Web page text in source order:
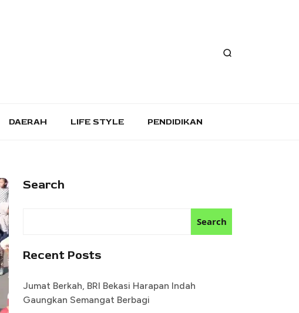
DAERAH LIFE STYLE PENDIDIKAN
Search
Search
Recent Posts
Jumat Berkah, BRI Bekasi Harapan Indah
Gaungkan Semangat Berbagi